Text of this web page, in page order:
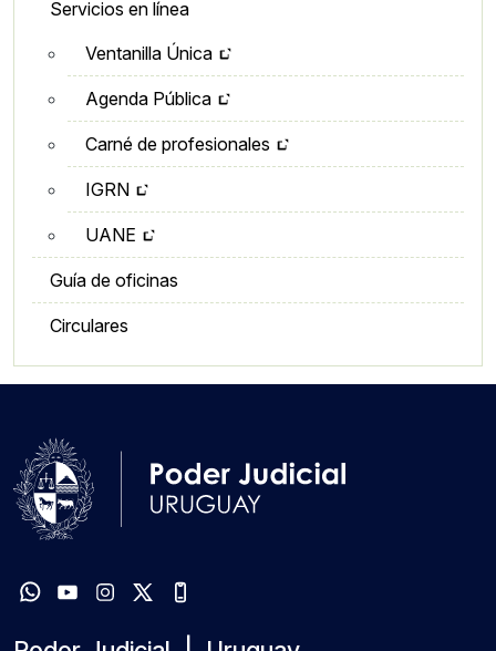
Servicios en línea
Ventanilla Única
Agenda Pública
Carné de profesionales
IGRN
UANE
Guía de oficinas
Circulares